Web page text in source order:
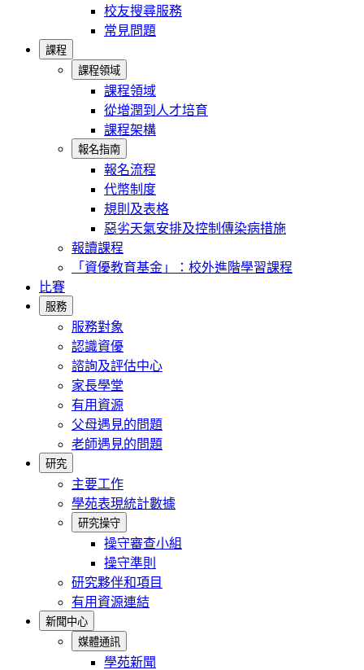
校友搜尋服務
常見問題
課程
課程領域
課程領域
從增潤到人才培育
課程架構
報名指南
報名流程
代幣制度
規則及表格
惡劣天氣安排及控制傳染病措施
報讀課程
「資優教育基金」：校外進階學習課程
比賽
服務
服務對象
認識資優
諮詢及評估中心
家長學堂
有用資源
父母遇見的問題
老師遇見的問題
研究
主要工作
學苑表現統計數據
研究操守
操守審查小組
操守準則
研究夥伴和項目
有用資源連結
新聞中心
媒體通訊
學苑新聞